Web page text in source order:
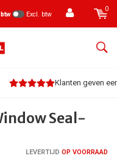
Excl. btw
0
een 9
Seal-
LEVERTIJD OP VOORRAAD